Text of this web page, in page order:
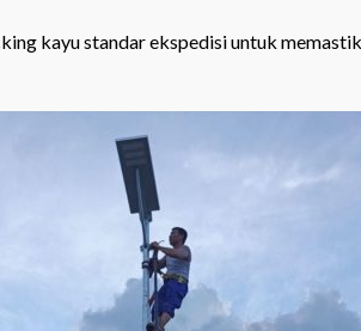
kayu standar ekspedisi untuk